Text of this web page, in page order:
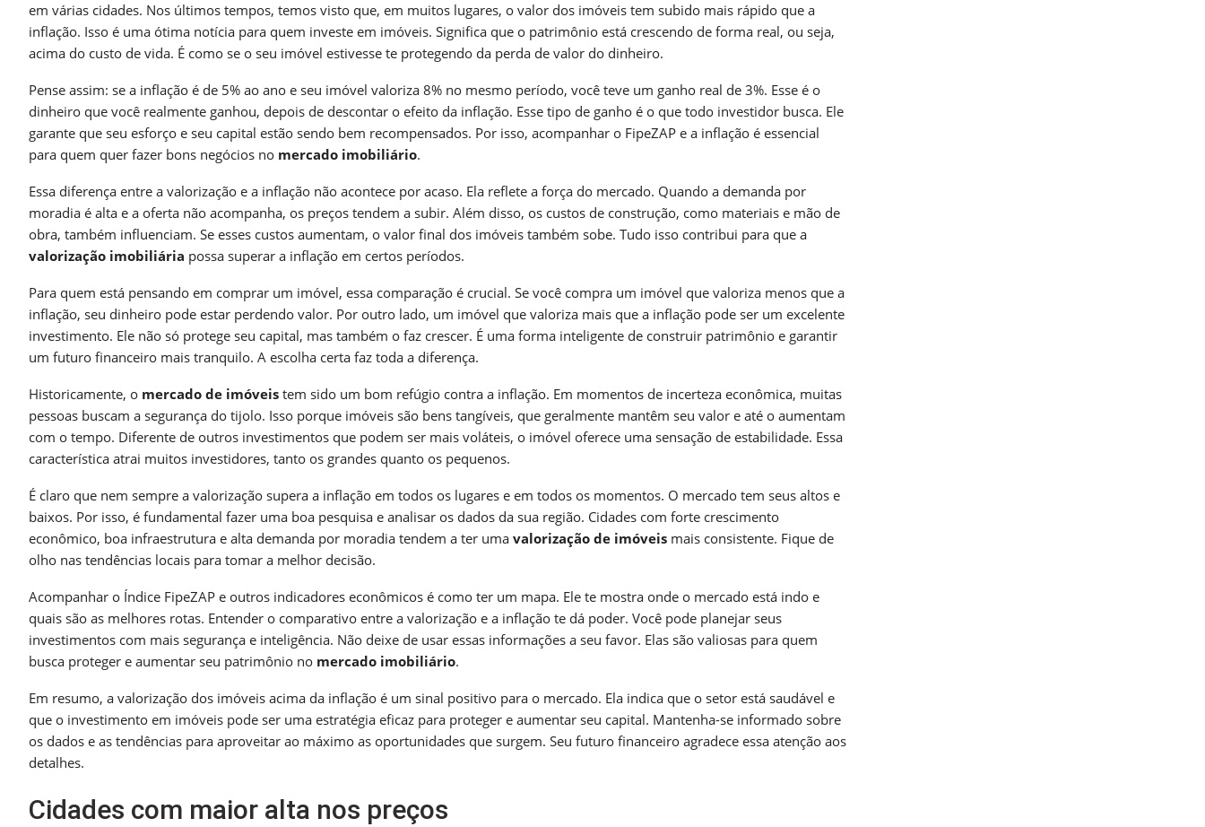
em várias cidades. Nos últimos tempos, temos visto que, em muitos lugares, o valor dos imóveis tem subido mais rápido que a
inflação. Isso é uma ótima notícia para quem investe em imóveis. Significa que o patrimônio está crescendo de forma real, ou seja,
acima do custo de vida. É como se o seu imóvel estivesse te protegendo da perda de valor do dinheiro.
Pense assim: se a inflação é de 5% ao ano e seu imóvel valoriza 8% no mesmo período, você teve um ganho real de 3%. Esse é o
dinheiro que você realmente ganhou, depois de descontar o efeito da inflação. Esse tipo de ganho é o que todo investidor busca. Ele
garante que seu esforço e seu capital estão sendo bem recompensados. Por isso, acompanhar o FipeZAP e a inflação é essencial
para quem quer fazer bons negócios no mercado imobiliário.
Essa diferença entre a valorização e a inflação não acontece por acaso. Ela reflete a força do mercado. Quando a demanda por
moradia é alta e a oferta não acompanha, os preços tendem a subir. Além disso, os custos de construção, como materiais e mão de
obra, também influenciam. Se esses custos aumentam, o valor final dos imóveis também sobe. Tudo isso contribui para que a
valorização imobiliária possa superar a inflação em certos períodos.
Para quem está pensando em comprar um imóvel, essa comparação é crucial. Se você compra um imóvel que valoriza menos que a
inflação, seu dinheiro pode estar perdendo valor. Por outro lado, um imóvel que valoriza mais que a inflação pode ser um excelente
investimento. Ele não só protege seu capital, mas também o faz crescer. É uma forma inteligente de construir patrimônio e garantir
um futuro financeiro mais tranquilo. A escolha certa faz toda a diferença.
Historicamente, o mercado de imóveis tem sido um bom refúgio contra a inflação. Em momentos de incerteza econômica, muitas
pessoas buscam a segurança do tijolo. Isso porque imóveis são bens tangíveis, que geralmente mantêm seu valor e até o aumentam
com o tempo. Diferente de outros investimentos que podem ser mais voláteis, o imóvel oferece uma sensação de estabilidade. Essa
característica atrai muitos investidores, tanto os grandes quanto os pequenos.
É claro que nem sempre a valorização supera a inflação em todos os lugares e em todos os momentos. O mercado tem seus altos e
baixos. Por isso, é fundamental fazer uma boa pesquisa e analisar os dados da sua região. Cidades com forte crescimento
econômico, boa infraestrutura e alta demanda por moradia tendem a ter uma valorização de imóveis mais consistente. Fique de
olho nas tendências locais para tomar a melhor decisão.
Acompanhar o Índice FipeZAP e outros indicadores econômicos é como ter um mapa. Ele te mostra onde o mercado está indo e
quais são as melhores rotas. Entender o comparativo entre a valorização e a inflação te dá poder. Você pode planejar seus
investimentos com mais segurança e inteligência. Não deixe de usar essas informações a seu favor. Elas são valiosas para quem
busca proteger e aumentar seu patrimônio no mercado imobiliário.
Em resumo, a valorização dos imóveis acima da inflação é um sinal positivo para o mercado. Ela indica que o setor está saudável e
que o investimento em imóveis pode ser uma estratégia eficaz para proteger e aumentar seu capital. Mantenha-se informado sobre
os dados e as tendências para aproveitar ao máximo as oportunidades que surgem. Seu futuro financeiro agradece essa atenção aos
detalhes.
Cidades com maior alta nos preços